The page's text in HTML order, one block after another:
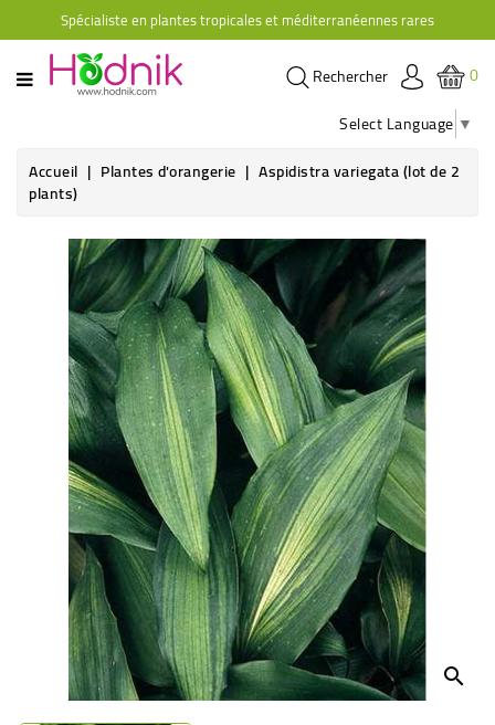
Spécialiste en plantes tropicales et méditerranéennes rares
CATÉGORIE
PLANTES
GRIMPANTES
HIBISCUS
BRUGMANSIAS
PLANTES
RUSTIQUES
PLANTES
RETOMBANTES
CACTÉES
PLANTES
GRASSES
BEGONIAS
COLLECTION
ENGRAIS
0
Rechercher
Select Language ▼
Accueil
Plantes d'orangerie Aspidistra variegata (lot de 2
plants)
search